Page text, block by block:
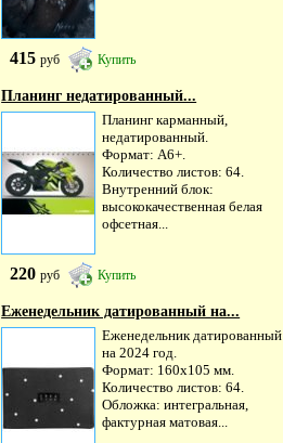
415руб Купить
Планинг недатированный...
Планинг карманный,
недатированный.
Формат: А6+.
Количество листов: 64.
Внутренний блок:
высококачественная белая
офсетная...
220руб Купить
Еженедельник датированный на...
Еженедельник датированный
на 2024 год.
Формат: 160х105 мм.
Количество листов: 64.
Обложка: интегральная,
фактурная матовая...